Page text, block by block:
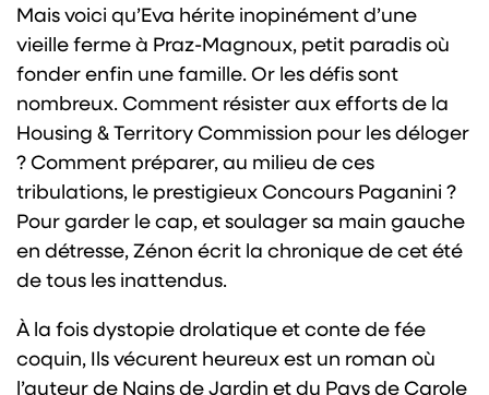
Mais voici qu’Eva hérite inopinément d’une
vieille ferme à Praz-Magnoux, petit paradis où
fonder enfin une famille. Or les défis sont
nombreux. Comment résister aux efforts de la
Housing & Territory Commission pour les déloger
? Comment préparer, au milieu de ces
tribulations, le prestigieux Concours Paganini ?
Pour garder le cap, et soulager sa main gauche
en détresse, Zénon écrit la chronique de cet été
de tous les inattendus.
À la fois dystopie drolatique et conte de fée
coquin, Ils vécurent heureux est un roman où
l’auteur de Nains de Jardin et du Pays de Carole